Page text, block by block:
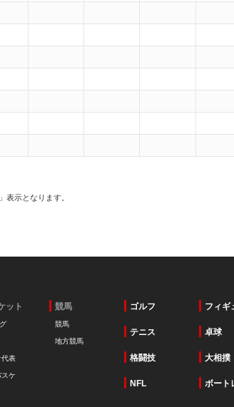
表示となります。
ット
代表
ケ
競馬
競馬
地方競馬
ゴルフ フィギ
テニス 卓球
格闘技 大相撲
NFL ボート